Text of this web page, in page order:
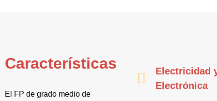
Características
El FP de grado medio de
Electricidad
Electrónica